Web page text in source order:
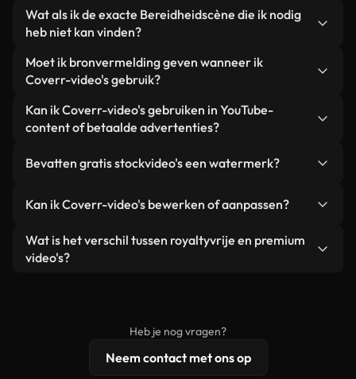
video's. Elke video is duidelijk gelabeld, zodat je
altijd weet wat je gebruikt.
Niet als u voor onze geoptimaliseerde versies
kiest. Wij bieden lichtgewicht, webklare formaten
achtergrond. Zo blijft de kwaliteit hoog, worden de
laadtijden geminimaliseerd en worden
statistieken zoals LCP verbeterd.
Wat als ik de exacte Bereidheidscène die ik nodig
heb niet kan vinden?
Met Coverr AI Studio maak je direct een video.
Beschrijf de scène – bijvoorbeeld "Bereidheid bij
enkele seconden een gepersonaliseerde video die
voldoet aan onze licentievoorwaarden.
Moet ik bronvermelding geven wanneer ik
Coverr-video's gebruik?
Naamsvermelding is niet vereist. Alle video's in
onze stockbibliotheek zijn royaltyvrij en kunnen
hoewel dit altijd op prijs wordt gesteld.
Kan ik Coverr-video's gebruiken in YouTube-
content of betaalde advertenties?
gebruikt in YouTube-video's met advertentie-
advertenties van klanten, zolang je de beelden
een losstaand product.
Bevatten gratis stockvideo's een watermerk?
zijn of door AI gegenereerd – bevat watermerken.
Je krijgt schoon, direct bruikbaar beeldmateriaal.
Kan ik Coverr-video's bewerken of aanpassen?
Ja. Je mag onze video's inkorten, bijsnijden of
remixen. Zorg er wel voor dat het eindproduct
Wat is het verschil tussen royaltyvrije en premium
video's?
licentiebescherming omvat.
Heb je nog vragen?
Neem contact met ons op